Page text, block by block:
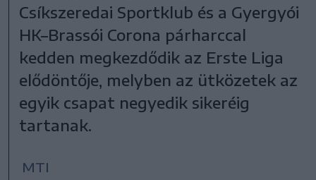
Csíkszeredai Sportklub és a Gyergyói
HK–Brassói Corona párharccal
kedden megkezdődik az Erste Liga
elődöntője, melyben az ütközetek az
egyik csapat negyedik sikeréig
tartanak.
MTI